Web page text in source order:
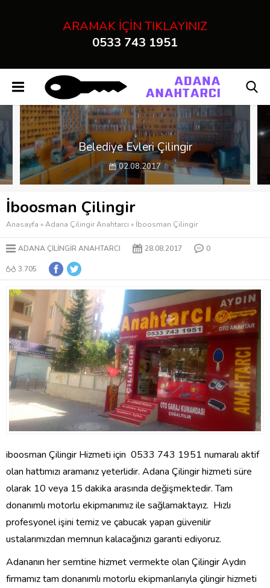
ARAMAK İÇİN TIKLAYINIZ
0533 743 1951
Adana Çilingir Anahtarcı
Belediye Evleri Çilingir
02.08.2017
İboosman Çilingir
Anasayfa »Adana Çilingir Anahtarcı » İboosman Çilingir
ADANA ÇILINGIR ANAHTARCI 28.08.2017 0
3.705
iboosman Çilingir Hizmeti için 0533 743 1951 numaralı aktif
olan hattımızı aramanız yeterlidir. Adana Çilingir hizmeti süre
olarak 10 veya 15 dakika arasında değişmektedir. Tam
donanımlı motorlu ekipmanımız ile sağlamaktayız. Hızlı
profesyonel işini temiz ve çabucak yapan güvenilir
ustalarımızdan memnun kalacağınızı garanti ediyoruz.
Adananın her semtine hizmet vermekte olan Çilingir Aydın
firmamız tam donanımlı motorlu ekipmanlarıyla çilingir hizmeti